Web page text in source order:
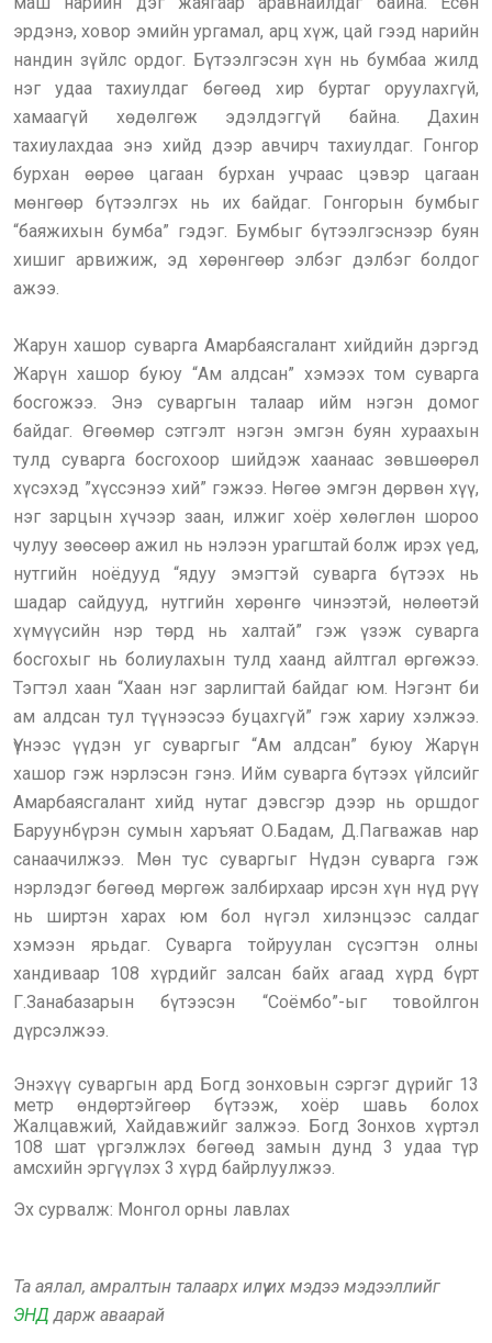
эрдэнэ, ховор эмийн ургамал, арц хүж, цай гээд нарийн
нандин зүйлс ордог. Бүтээлгэсэн хүн нь бумбаа жилд
нэг удаа тахиулдаг бөгөөд хир буртаг оруулахгүй,
хамаагүй хөдөлгөж эдэлдэггүй байна. Дахин
тахиулахдаа энэ хийд дээр авчирч тахиулдаг. Гонгор
бурхан өөрөө цагаан бурхан учраас цэвэр цагаан
мөнгөөр бүтээлгэх нь их байдаг. Гонгорын бумбыг
“баяжихын бумба” гэдэг. Бумбыг бүтээлгэснээр буян
хишиг арвижиж, эд хөрөнгөөр элбэг дэлбэг болдог
ажээ.
Жарун хашор суварга Амарбаясгалант хийдийн дэргэд
Жарүн хашор буюу “Ам алдсан” хэмээх том суварга
босгожээ. Энэ суваргын талаар ийм нэгэн домог
байдаг. Өгөөмөр сэтгэлт нэгэн эмгэн буян хураахын
тулд суварга босгохоор шийдэж хаанаас зөвшөөрөл
хүсэхэд ”хүссэнээ хий” гэжээ. Нөгөө эмгэн дөрвөн хүү,
нэг зарцын хүчээр заан, илжиг хоёр хөлөглөн шороо
чулуу зөөсөөр ажил нь нэлээн урагштай болж ирэх үед,
нутгийн ноёдууд “ядуу эмэгтэй суварга бүтээх нь
шадар сайдууд, нутгийн хөрөнгө чинээтэй, нөлөөтэй
хүмүүсийн нэр төрд нь халтай” гэж үзэж суварга
босгохыг нь болиулахын тулд хаанд айлтгал өргөжээ.
Тэгтэл хаан “Хаан нэг зарлигтай байдаг юм. Нэгэнт би
ам алдсан тул түүнээсээ буцахгүй” гэж хариу хэлжээ.
Үүнээс үүдэн уг суваргыг “Ам алдсан” буюу Жарүн
хашор гэж нэрлэсэн гэнэ. Ийм суварга бүтээх үйлсийг
Амарбаясгалант хийд нутаг дэвсгэр дээр нь оршдог
Баруунбүрэн сумын харъяат О.Бадам, Д.Пагважав нар
санаачилжээ. Мөн тус суваргыг Нүдэн суварга гэж
нэрлэдэг бөгөөд мөргөж залбирхаар ирсэн хүн нүд рүү
нь ширтэн харах юм бол нүгэл хилэнцээс салдаг
хэмээн ярьдаг. Суварга тойруулан сүсэгтэн олны
хандиваар 108 хүрдийг залсан байх агаад хүрд бүрт
Г.Занабазарын бүтээсэн “Соёмбо”-ыг товойлгон
дүрсэлжээ.
Энэхүү суваргын ард Богд зонховын сэргэг дүрийг 13
метр өндөртэйгөөр бүтээж, хоёр шавь болох
Жалцавжий, Хайдавжийг залжээ. Богд Зонхов хүртэл
108 шат үргэлжлэх бөгөөд замын дунд 3 удаа түр
амсхийн эргүүлэх 3 хүрд байрлуулжээ.
Эх сурвалж: Монгол орны лавлах
Та аялал, амралтын талаарх илүү их мэдээ мэдээллийг
ЭНД дарж аваарай